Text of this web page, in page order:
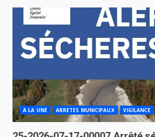
A LA UNE ARRETES MUNICIPAUX VIGILANCE